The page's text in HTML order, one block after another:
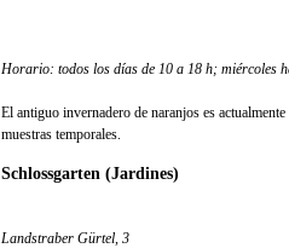
Horario: todos los días de 10 a 18 h; miércoles
El antiguo invernadero de naranjos es
muestras temporales.
Schlossgarten (Jardines)
Landstraber Gürtel, 3